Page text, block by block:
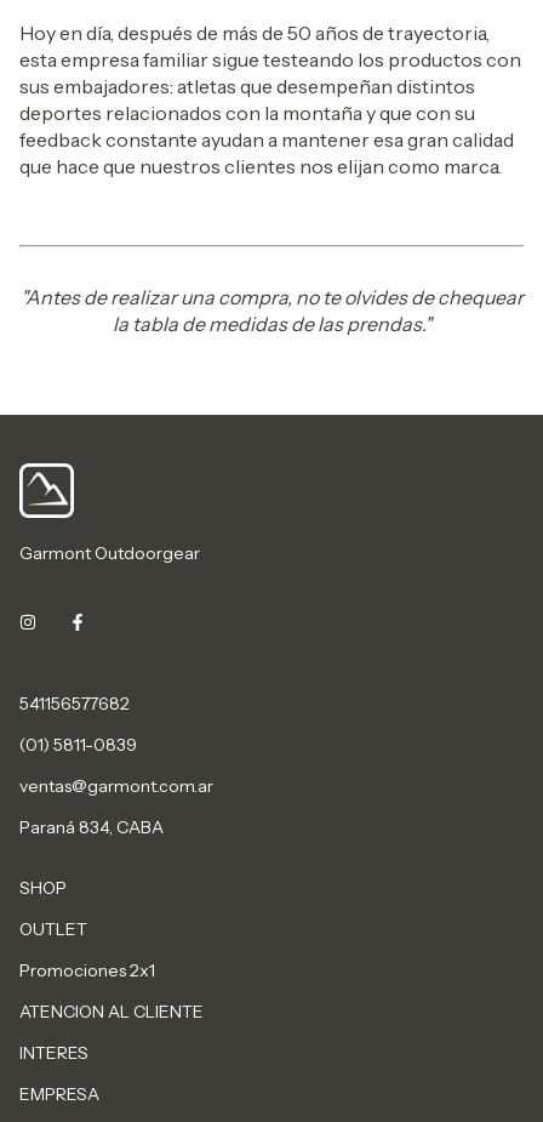
Hoy en día, después de más de 50 años de trayectoria,
esta empresa familiar sigue testeando los productos con
sus embajadores: atletas que desempeñan distintos
deportes relacionados con la montaña y que con su
feedback constante ayudan a mantener esa gran calidad
que hace que nuestros clientes nos elijan como marca.
"Antes de realizar una compra, no te olvides de chequear
la tabla de medidas de las prendas."
Garmont Outdoorgear
541156577682
(01) 5811-0839
ventas@garmont.com.ar
Paraná 834, CABA
SHOP
OUTLET
Promociones 2x1
ATENCION AL CLIENTE
INTERES
EMPRESA